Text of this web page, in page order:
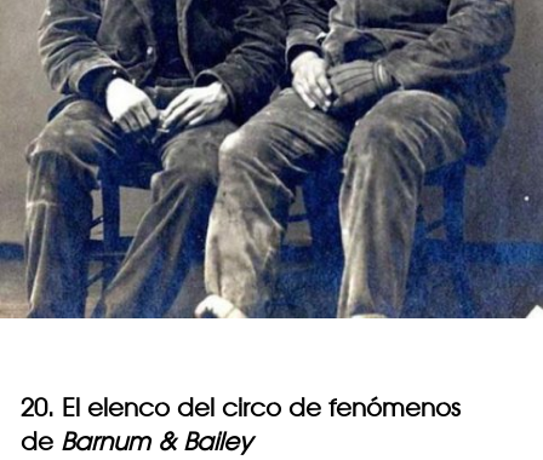
20. El elenco del circo de fenómenos
de Barnum & Bailey